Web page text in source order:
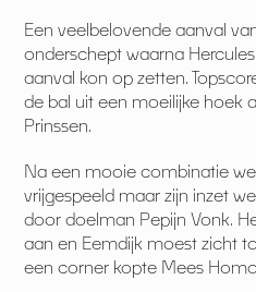
Een veelbelovende aanval
onderschept waarna
aanval kon op zetten.
de bal uit een moeilijke hoek
Prinssen.
Na een mooie combinatie
vrijgespeeld maar zijn inzet
door doelman Pepijn Vonk.
aan en Eemdijk moest zicht
een corner kopte Mees